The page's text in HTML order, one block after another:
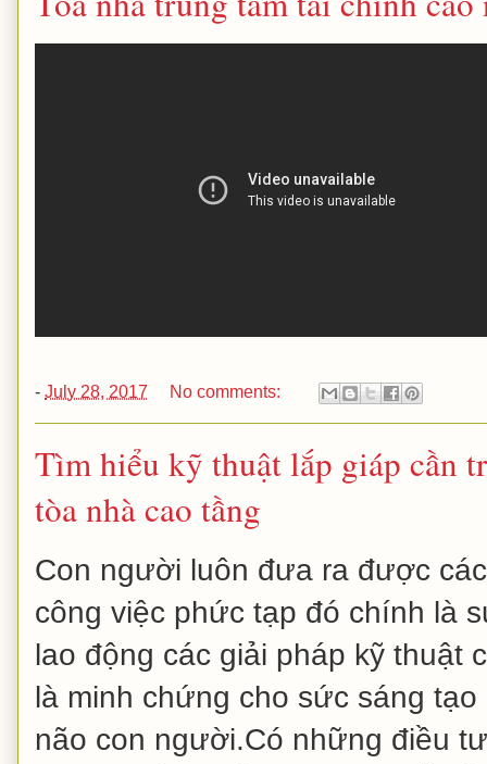
- July 28, 2017 No comments:
Tìm hiểu kỹ thuật lắp giáp cần
tòa nhà cao tầng
Con người luôn đưa ra được
công việc phức tạp đó chính là
lao động các giải pháp kỹ thuật
là minh chứng cho sức sáng
não con người.Có những điều